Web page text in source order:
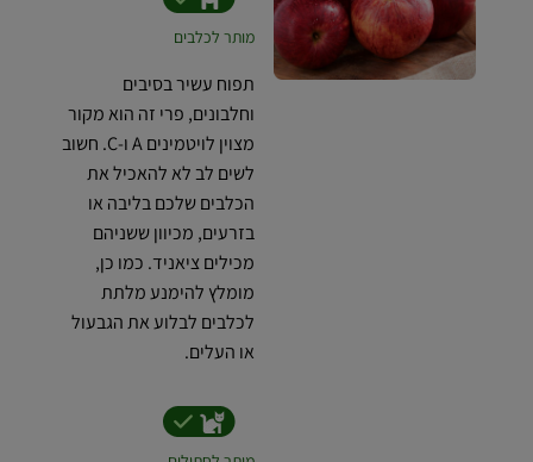
מותר לכלבים
תפוח עשיר בסיבים
וחלבונים, פרי זה הוא מקור
מצוין לויטמינים A ו-C. חשוב
לשים לב לא להאכיל את
הכלבים שלכם בליבה או
בזרעים, מכיוון ששניהם
מכילים ציאניד. כמו כן,
מומלץ להימנע מלתת
לכלבים לבלוע את הגבעול
או העלים.